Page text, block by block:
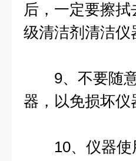
后，一定要擦
级清洁剂清洁仪
9、不要随意
器，以免损坏仪
10、仪器使